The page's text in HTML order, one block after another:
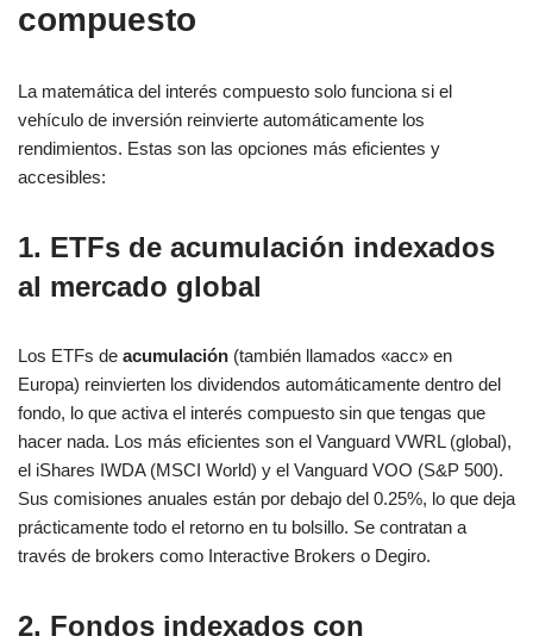
compuesto
La matemática del interés compuesto solo funciona si el
vehículo de inversión reinvierte automáticamente los
rendimientos. Estas son las opciones más eficientes y
accesibles:
1. ETFs de acumulación indexados
al mercado global
Los ETFs de acumulación (también llamados «acc» en
Europa) reinvierten los dividendos automáticamente dentro del
fondo, lo que activa el interés compuesto sin que tengas que
hacer nada. Los más eficientes son el Vanguard VWRL (global),
el iShares IWDA (MSCI World) y el Vanguard VOO (S&P 500).
Sus comisiones anuales están por debajo del 0.25%, lo que deja
prácticamente todo el retorno en tu bolsillo. Se contratan a
través de brokers como Interactive Brokers o Degiro.
2. Fondos indexados con